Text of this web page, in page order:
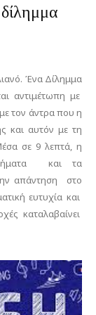
Ένα Δίλημμα
αντιμέτωπη με
τον άντρα που η
και αυτόν με τη
σε 9 λεπτά, η
και τα
απάντηση στο
ευτυχία και
καταλαβαίνει